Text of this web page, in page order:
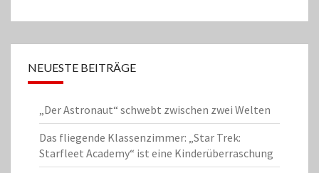
NEUESTE BEITRÄGE
„Der Astronaut“ schwebt zwischen zwei Welten
Das fliegende Klassenzimmer: „Star Trek:
Starfleet Academy“ ist eine Kinderüberraschung